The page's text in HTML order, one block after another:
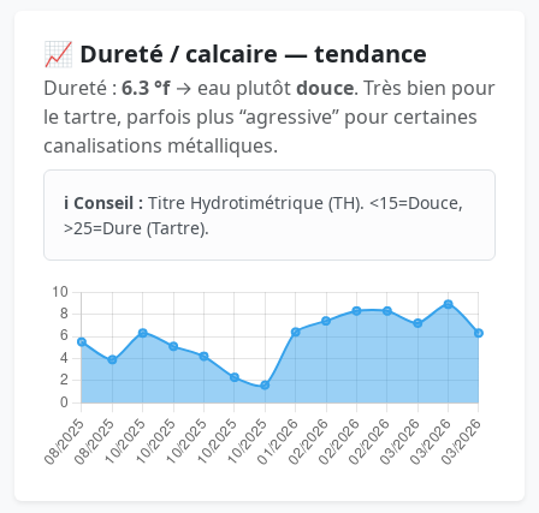
📈 Dureté / calcaire — tendance
Dureté : 6.3 °f→ eau plutôtdouce. Très bien pour
le tartre, parfois plus “agressive” pour certaines
canalisations métalliques.
ℹ️ Conseil : Titre Hydrotimétrique (TH). <15=Douce,
>25=Dure (Tartre).